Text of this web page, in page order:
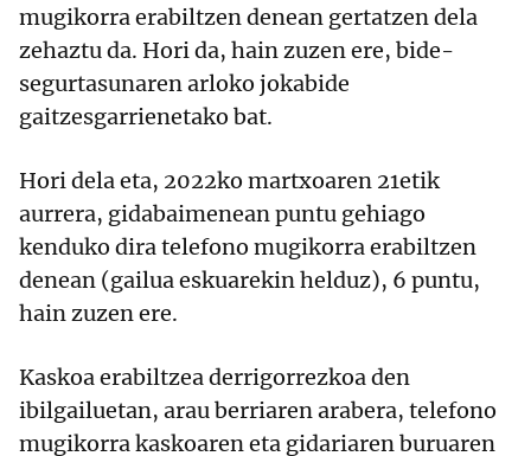
mugikorra erabiltzen denean gertatzen dela
zehaztu da. Hori da, hain zuzen ere, bide-
segurtasunaren arloko jokabide
gaitzesgarrienetako bat.
Hori dela eta, 2022ko martxoaren 21etik
aurrera, gidabaimenean puntu gehiago
kenduko dira telefono mugikorra erabiltzen
denean (gailua eskuarekin helduz), 6 puntu,
hain zuzen ere.
Kaskoa erabiltzea derrigorrezkoa den
ibilgailuetan, arau berriaren arabera, telefono
mugikorra kaskoaren eta gidariaren buruaren